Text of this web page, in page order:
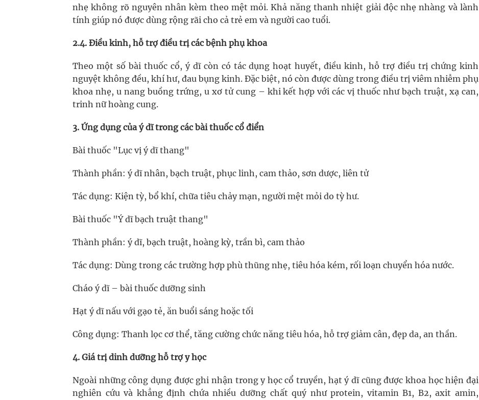
nhẹ không rõ nguyên nhân kèm theo mệt mỏi. Khả năng thanh nhiệt giải độc nhẹ nhàng và lành
tính giúp nó được dùng rộng rãi cho cả trẻ em và người cao tuổi.
2.4. Điều kinh, hỗ trợ điều trị các bệnh phụ khoa
Theo một số bài thuốc cổ, ý dĩ còn có tác dụng hoạt huyết, điều kinh, hỗ trợ điều trị chứng kinh
nguyệt không đều, khí hư, đau bụng kinh. Đặc biệt, nó còn được dùng trong điều trị viêm nhiễm phụ
khoa nhẹ, u nang buồng trứng, u xơ tử cung – khi kết hợp với các vị thuốc như bạch truật, xạ can,
trinh nữ hoàng cung.
3. Ứng dụng của ý dĩ trong các bài thuốc cổ điển
Bài thuốc "Lục vị ý dĩ thang"
Thành phần: ý dĩ nhân, bạch truật, phục linh, cam thảo, sơn dược, liên tử
Tác dụng: Kiện tỳ, bổ khí, chữa tiêu chảy mạn, người mệt mỏi do tỳ hư.
Bài thuốc "Ý dĩ bạch truật thang"
Thành phần: ý dĩ, bạch truật, hoàng kỳ, trần bì, cam thảo
Tác dụng: Dùng trong các trường hợp phù thũng nhẹ, tiêu hóa kém, rối loạn chuyển hóa nước.
Cháo ý dĩ – bài thuốc dưỡng sinh
Hạt ý dĩ nấu với gạo tẻ, ăn buổi sáng hoặc tối
Công dụng: Thanh lọc cơ thể, tăng cường chức năng tiêu hóa, hỗ trợ giảm cân, đẹp da, an thần.
4. Giá trị dinh dưỡng hỗ trợ y học
Ngoài những công dụng được ghi nhận trong y học cổ truyền, hạt ý dĩ cũng được khoa học hiện đại
nghiên cứu và khẳng định chứa nhiều dưỡng chất quý như protein, vitamin B1, B2, axit amin,